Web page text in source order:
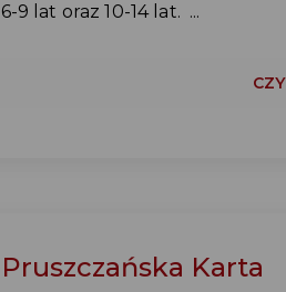
6-9 lat oraz 10-14 lat. ...
Pruszczańska Karta